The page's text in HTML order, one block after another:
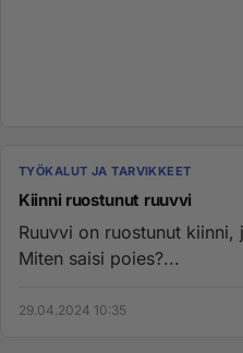
TYÖKALUT JA TARVIKKEET
Kiinni ruostunut ruuvvi
Ruuvvi on ruostunut
Miten saisi poies?...
29.04.2024 10:35